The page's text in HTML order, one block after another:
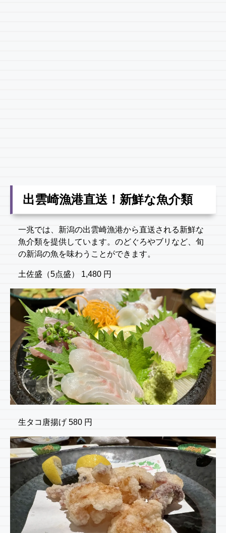
出雲崎漁港直送！新鮮な魚介類
一兆では、新潟の出雲崎漁港から直送される新鮮な
魚介類を提供しています。のどぐろやブリなど、旬
の新潟の魚を味わうことができます。
土佐盛（5点盛） 1,480 円
生タコ唐揚げ 580 円